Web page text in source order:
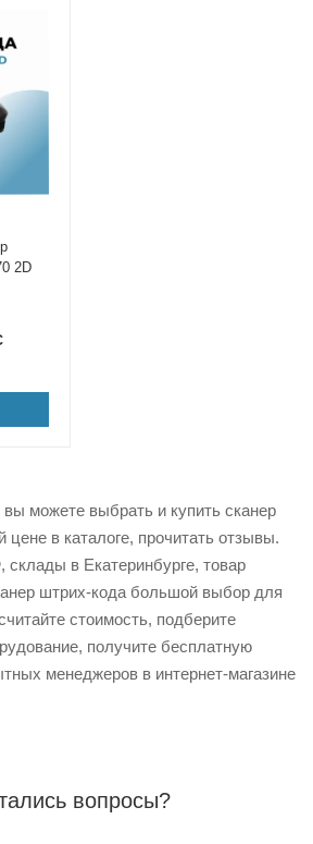
2D
можете выбрать и купить сканер
цене в каталоге, прочитать отзывы.
склады в Екатеринбурге, товар
штрих-кода большой выбор для
стоимость, подберите
получите бесплатную
менеджеров в интернет-магазине
вопросы?